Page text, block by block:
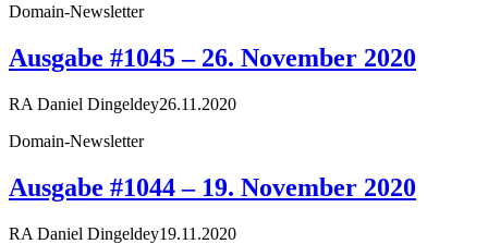
Domain-Newsletter
Ausgabe #1045 – 26. November 2020
RA Daniel Dingeldey26.11.2020
Domain-Newsletter
Ausgabe #1044 – 19. November 2020
RA Daniel Dingeldey19.11.2020